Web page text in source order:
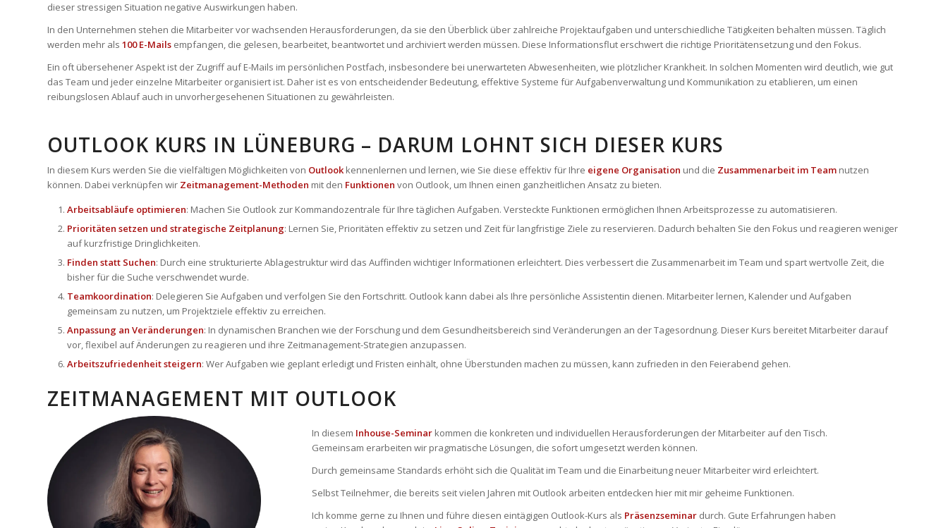
dieser stressigen Situation negative Auswirkungen haben.
In den Unternehmen stehen die Mitarbeiter vor wachsenden Herausforderungen, da sie den Überblick über zahlreiche Projektaufgaben und unterschiedliche Tätigkeiten behalten müssen. Täglich
werden mehr als 100 E-Mails empfangen, die gelesen, bearbeitet, beantwortet und archiviert werden müssen. Diese Informationsflut erschwert die richtige Prioritätensetzung und den Fokus.
Ein oft übersehener Aspekt ist der Zugriff auf E-Mails im persönlichen Postfach, insbesondere bei unerwarteten Abwesenheiten, wie plötzlicher Krankheit. In solchen Momenten wird deutlich, wie gut
das Team und jeder einzelne Mitarbeiter organisiert ist. Daher ist es von entscheidender Bedeutung, effektive Systeme für Aufgabenverwaltung und Kommunikation zu etablieren, um einen
reibungslosen Ablauf auch in unvorhergesehenen Situationen zu gewährleisten.
OUTLOOK KURS IN LÜNEBURG – DARUM LOHNT SICH DIESER KURS
In diesem Kurs werden Sie die vielfältigen Möglichkeiten von Outlookkennenlernen und lernen, wie Sie diese effektiv für Ihre eigene Organisation und die Zusammenarbeit im Team nutzen
können. Dabei verknüpfen wir Zeitmanagement-Methoden mit den Funktionen von Outlook, um Ihnen einen ganzheitlichen Ansatz zu bieten.
Arbeitsabläufe optimieren: Machen Sie Outlook zur Kommandozentrale für Ihre täglichen Aufgaben. Versteckte Funktionen ermöglichen Ihnen Arbeitsprozesse zu automatisieren.
Prioritäten setzen und strategische Zeitplanung: Lernen Sie, Prioritäten effektiv zu setzen und Zeit für langfristige Ziele zu reservieren. Dadurch behalten Sie den Fokus und reagieren weniger
auf kurzfristige Dringlichkeiten.
Finden statt Suchen: Durch eine strukturierte Ablagestruktur wird das Auffinden wichtiger Informationen erleichtert. Dies verbessert die Zusammenarbeit im Team und spart wertvolle Zeit, die
bisher für die Suche verschwendet wurde.
Teamkoordination: Delegieren Sie Aufgaben und verfolgen Sie den Fortschritt. Outlook kann dabei als Ihre persönliche Assistentin dienen. Mitarbeiter lernen, Kalender und Aufgaben
gemeinsam zu nutzen, um Projektziele effektiv zu erreichen.
Anpassung an Veränderungen: In dynamischen Branchen wie der Forschung und dem Gesundheitsbereich sind Veränderungen an der Tagesordnung. Dieser Kurs bereitet Mitarbeiter darauf
vor, flexibel auf Änderungen zu reagieren und ihre Zeitmanagement-Strategien anzupassen.
Arbeitszufriedenheit steigern: Wer Aufgaben wie geplant erledigt und Fristen einhält, ohne Überstunden machen zu müssen, kann zufrieden in den Feierabend gehen.
ZEITMANAGEMENT MIT OUTLOOK
In diesem Inhouse-Seminar kommen die konkreten und individuellen Herausforderungen der Mitarbeiter auf den Tisch.
Gemeinsam erarbeiten wir pragmatische Lösungen, die sofort umgesetzt werden können.
Durch gemeinsame Standards erhöht sich die Qualität im Team und die Einarbeitung neuer Mitarbeiter wird erleichtert.
Selbst Teilnehmer, die bereits seit vielen Jahren mit Outlook arbeiten entdecken hier mit mir geheime Funktionen.
Ich komme gerne zu Ihnen und führe diesen eintägigen Outlook-Kurs als Präsenzseminar durch. Gute Erfahrungen haben